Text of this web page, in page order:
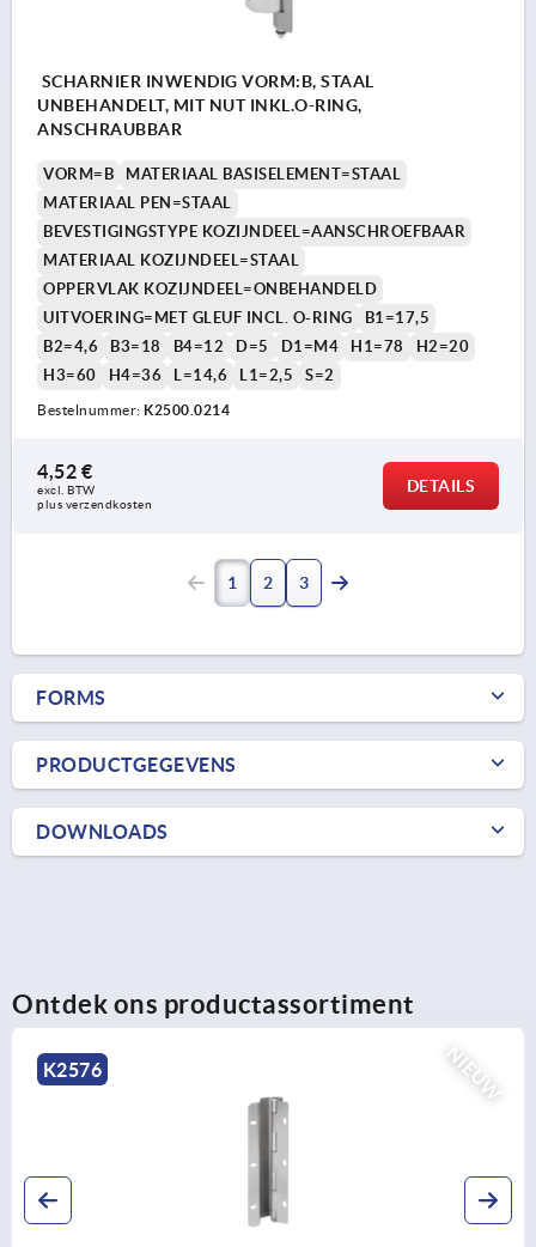
SCHARNIER INWENDIG VORM:B, STAAL
UNBEHANDELT, MIT NUT INKL.O-RING,
ANSCHRAUBBAR
VORM=B
MATERIAAL BASISELEMENT=STAAL
MATERIAAL PEN=STAAL
BEVESTIGINGSTYPE KOZIJNDEEL=AANSCHROEFBAAR
MATERIAAL KOZIJNDEEL=STAAL
OPPERVLAK KOZIJNDEEL=ONBEHANDELD
UITVOERING=MET GLEUF INCL. O-RING
B1=17,5
B2=4,6
B3=18 B4=12 D=5 D1=M4 H1=78
H2=20
H3=60
H4=36 L=14,6 L1=2,5 S=2
Bestelnummer: K2500.0214
4,52 €
excl. BTW
plus verzendkosten
DETAILS
1 2 3
FORMS
PRODUCTGEGEVENS
DOWNLOADS
Ontdek ons productassortiment